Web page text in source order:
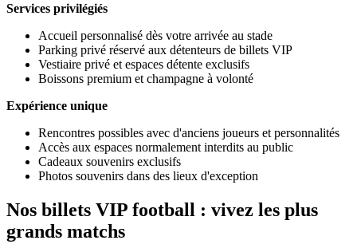
Services privilégiés
Accueil personnalisé dès votre arrivée au stade
Parking privé réservé aux détenteurs de billets VIP
Vestiaire privé et espaces détente exclusifs
Boissons premium et champagne à volonté
Expérience unique
Rencontres possibles avec d'anciens joueurs et personnalités
Accès aux espaces normalement interdits au public
Cadeaux souvenirs exclusifs
Photos souvenirs dans des lieux d'exception
Nos billets VIP football : vivez les plus
grands matchs